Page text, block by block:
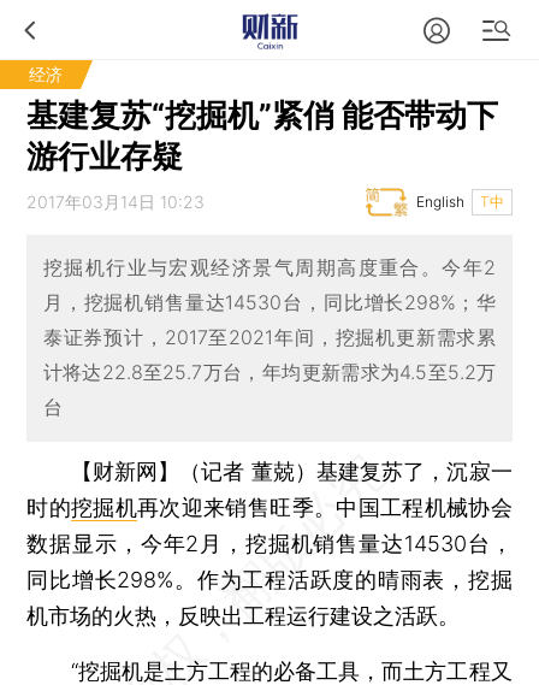
经济
基建复苏“挖掘机”紧俏 能否带动下
游行业存疑
2017年03月14日 10:23 T中
English
挖掘机行业与宏观经济景气周期高度重合。今年2
月，挖掘机销售量达14530台，同比增长298%；华
泰证券预计，2017至2021年间，挖掘机更新需求累
计将达22.8至25.7万台，年均更新需求为4.5至5.2万
台
【财新网】（记者 董兢） 基建复苏了，沉寂一
时的挖掘机再次迎来销售旺季。中国工程机械协会
数据显示，今年2月，挖掘机销售量达14530台，
同比增长298%。作为工程活跃度的晴雨表，挖掘
机市场的火热，反映出工程运行建设之活跃。
“挖掘机是土方工程的必备工具，而土方工程又